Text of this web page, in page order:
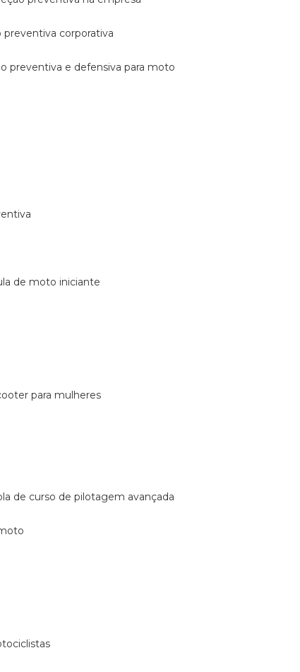
preventiva corporativa
preventiva e defensiva para moto
de moto iniciante
para mulheres
de curso de pilotagem avançada